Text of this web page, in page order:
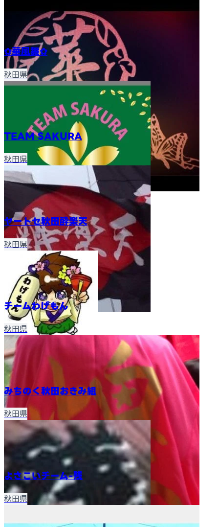
✿華風舞✿
秋田県
TEAM SAKURA
秋田県
ヤートセ秋田酔楽天
秋田県
チームわげもん
秋田県
みちのく秋田おきみ組
秋田県
よさこいチーム-残
秋田県